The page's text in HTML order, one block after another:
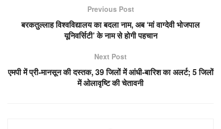
Previous Post
बरकतुल्लाह विश्वविद्यालय का बदला नाम, अब ‘मां वाग्देवी भोजपाल
यूनिवर्सिटी’ के नाम से होगी पहचान
Next Post
एमपी में प्री-मानसून की दस्तक, 39 जिलों में आंधी-बारिश का अलर्ट; 5 जिलों
में ओलावृष्टि की चेतावनी